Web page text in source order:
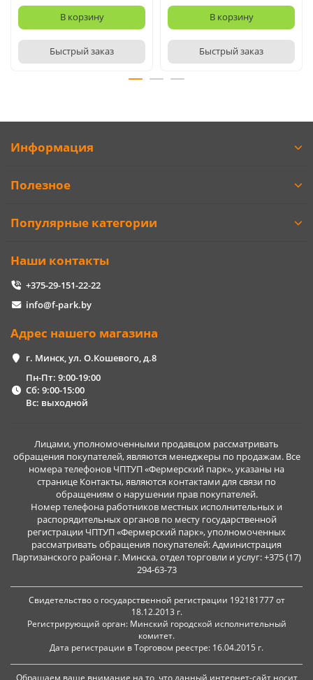
В корзину
Быстрый заказ
В корзину
Быстрый заказ
Информация
Полезное
Популярные категории
Наши контакты
+375-29-151-22-22
info@f-park.by
Адрес нашего магазина
г. Минск, ул. О.Кошевого, д.8
Пн-Пт: 9:00-19:00
Сб: 9:00-15:00
Вс: выходной
Лицами, уполномоченными продавцом рассматривать
обращения покупателей, являются менеджеры по продажам. Все
номера телефонов ЧПТУП «Фермерский парк», указаны на
странице Контакты, являются контактами для связи по
обращениям о нарушении прав покупателей.
Номер телефона работников местных исполнительных и
распорядительных органов по месту государственной
регистрации ЧПТУП «Фермерский парк», уполномоченных
рассматривать обращения покупателей: Администрация
Партизанского района г. Минска, отдел торговли и услуг: +375 (17)
294-63-73
Свидетельство о государственной регистрации 192181777 от
18.12.2013 г.
Регистрирующий орган: Минский городской исполнительный
комитет.
Дата регистрации в Торговом реестре: 16.04.2015 г.
Обращаем ваше внимание на то, что данный интернет-сайт носит